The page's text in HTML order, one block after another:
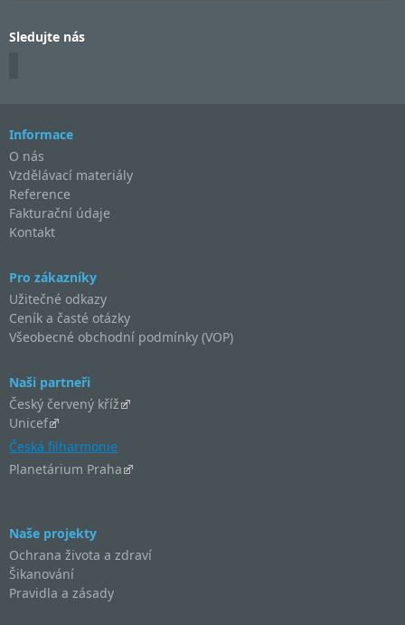
Sledujte nás
Informace
O nás
Vzdělávací materiály
Reference
Fakturační údaje
Kontakt
Pro zákazníky
Užitečné odkazy
Ceník a časté otázky
Všeobecné obchodní podmínky (VOP)
Naši partneři
Český červený kříž
Unicef
Česká filharmonie
Planetárium Praha
Naše projekty
Ochrana života a zdraví
Šikanování
Pravidla a zásady